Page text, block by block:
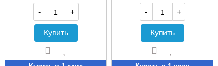
- +
Купить
- +
Купить